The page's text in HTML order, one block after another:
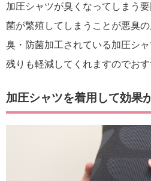
加圧シャツが臭くなってしまう
菌が繁殖してしまうことが悪臭
臭・防菌加工されている加圧シ
残りも軽減してくれますのでおす
加圧シャツを着用して効果